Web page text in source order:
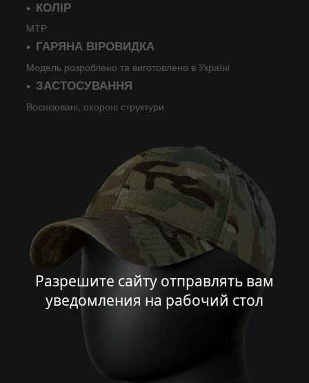
Разрешите сайту отправлять вам
уведомления на рабочий стол
КОЛІР
MTP
ГАРЯНА ВІРОВИДКА
Модель розроблено та виготовлено в Україні
ЗАСТОСУВАННЯ
Воєнізовані, охороні структури